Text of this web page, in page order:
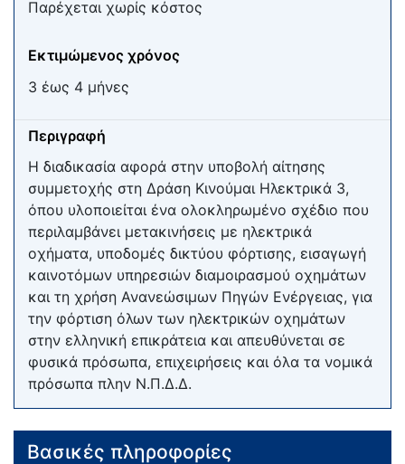
Παρέχεται χωρίς κόστος
Εκτιμώμενος χρόνος
3 έως 4 μήνες
Περιγραφή
Η διαδικασία αφορά στην υποβολή αίτησης
συμμετοχής στη Δράση Κινούμαι Ηλεκτρικά 3,
όπου υλοποιείται ένα ολοκληρωμένο σχέδιο που
περιλαμβάνει μετακινήσεις με ηλεκτρικά
οχήματα, υποδομές δικτύου φόρτισης, εισαγωγή
καινοτόμων υπηρεσιών διαμοιρασμού οχημάτων
και τη χρήση Ανανεώσιμων Πηγών Ενέργειας, για
την φόρτιση όλων των ηλεκτρικών οχημάτων
στην ελληνική επικράτεια και απευθύνεται σε
φυσικά πρόσωπα, επιχειρήσεις και όλα τα νομικά
πρόσωπα πλην Ν.Π.Δ.Δ.
Βασικές πληροφορίες